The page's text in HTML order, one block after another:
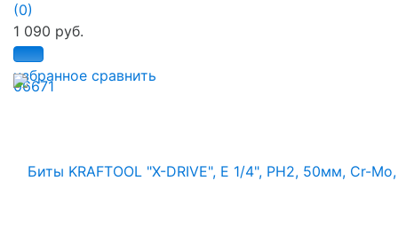
избранное сравнить
(0)
1 090 руб.